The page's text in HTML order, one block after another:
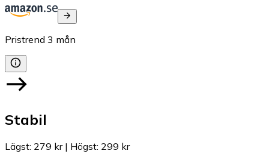
Pristrend 3 mån
Stabil
Lägst: 279 kr| Högst: 299 kr